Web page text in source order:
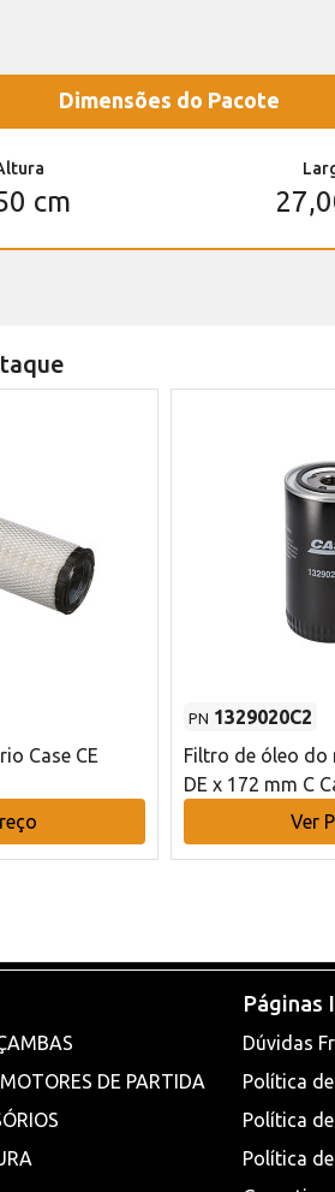
Dimensões do Pacote
cm
Case CE
PN 1329020C2
Filtro de óleo do
DE x 172 mm C
Ver
DE PARTIDA
Páginas
Dúvidas
Política
Política
Política